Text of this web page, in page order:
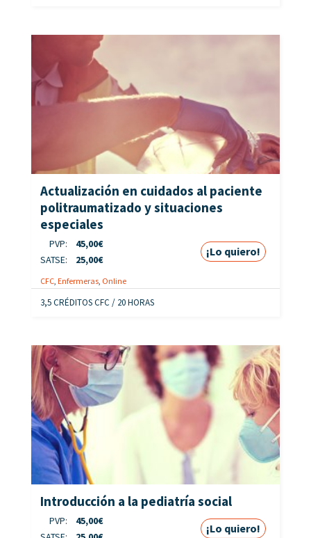
Actualización en cuidados al paciente
politraumatizado y situaciones
especiales
PVP: 45,00€
SATSE:
25,00€
¡Lo quiero!
CFC, Enfermeras, Online
3,5 CRÉDITOS CFC / 20 HORAS
Introducción a la pediatría social
PVP: 45,00€
¡Lo quiero!